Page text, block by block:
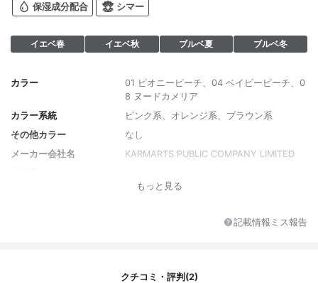
保湿成分配合 シマー
イエベ春 イエベ秋 ブルベ夏 ブルベ冬
カラー
01 ピオニーピーチ、04 ベイビーピーチ、0
8 ヌードカメリア
カラー系統
ピンク系、オレンジ系、ブラウン系
その他カラー
なし
メーカー会社名
KARMARTS PUBLIC COMPANY LIMITED
無香料
もっと見る
記載情報ミス報告
クチコミ・評判(2)